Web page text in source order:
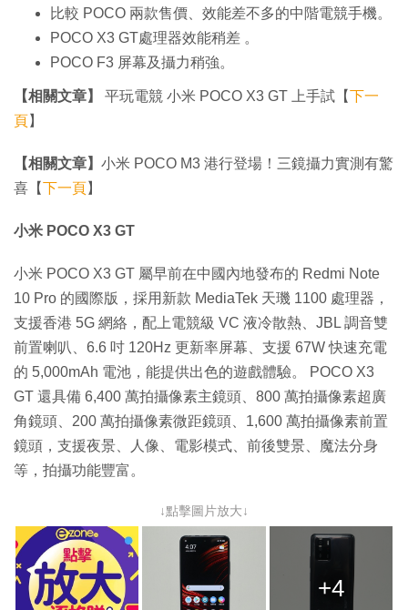
比較 POCO 兩款售價、效能差不多的中階電競手機。
POCO X3 GT處理器效能稍差 。
POCO F3 屏幕及攝力稍強。
【相關文章】 平玩電競 小米 POCO X3 GT 上手試【下一
頁】
【相關文章】 小米 POCO M3 港行登場！三鏡攝力實測有驚
喜【下一頁】
小米 POCO X3 GT
小米 POCO X3 GT 屬早前在中國內地發布的 Redmi Note
10 Pro 的國際版，採用新款 MediaTek 天璣 1100 處理器，
支援香港 5G 網絡，配上電競級 VC 液冷散熱、JBL 調音雙
前置喇叭、6.6 吋 120Hz 更新率屏幕、支援 67W 快速充電
的 5,000mAh 電池，能提供出色的遊戲體驗。 POCO X3
GT 還具備 6,400 萬拍攝像素主鏡頭、800 萬拍攝像素超廣
角鏡頭、200 萬拍攝像素微距鏡頭、1,600 萬拍攝像素前置
鏡頭，支援夜景、人像、電影模式、前後雙景、魔法分身
等，拍攝功能豐富。
↓點擊圖片放大↓
+4